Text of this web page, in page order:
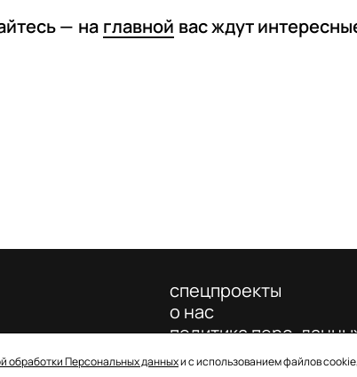
— на главной вас ждут
обработки Персональных данныхи с использованием файлов
спецпроекты
о нас
политика перс.